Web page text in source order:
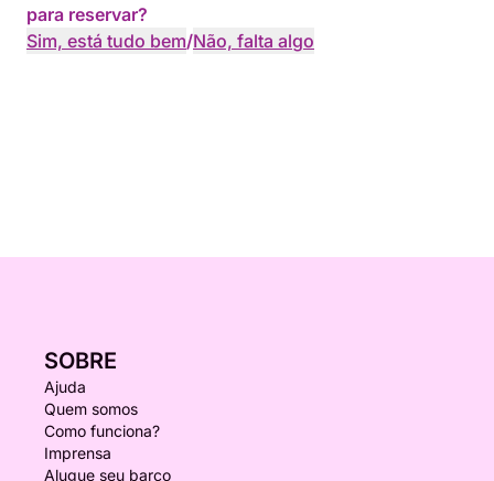
para reservar?
Sim, está tudo bem/Não, falta algo
SOBRE
Ajuda
Quem somos
Como funciona?
Imprensa
Alugue seu barco